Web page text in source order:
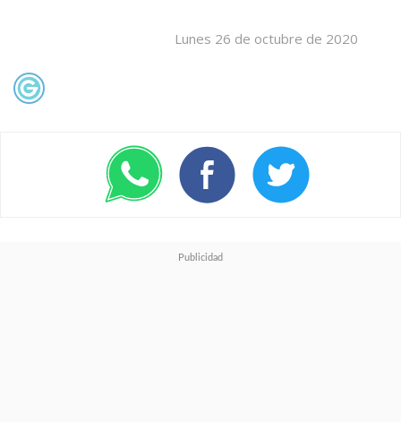
Lunes 26 de octubre de 2020